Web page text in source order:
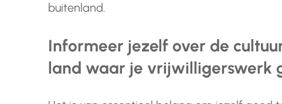
buitenland.
Informeer jezelf over de
land waar je vrijwilligerswerk